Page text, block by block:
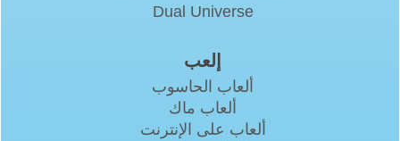
Dual Universe
إلعب
ألعاب الحاسوب
ألعاب ماك
ألعاب على الإنترنت